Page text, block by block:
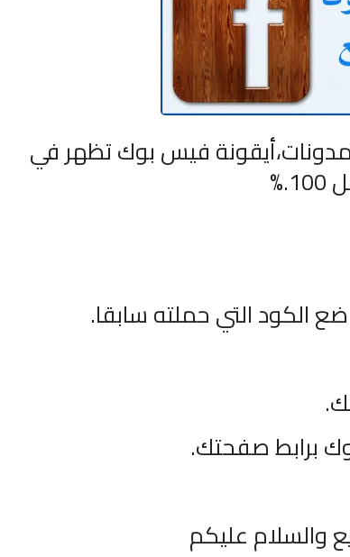
فيس بوك تظهر في
%.
ضع الكود التي حملته سابقا.
.
برابط صفحتك.
والسلام عليكم